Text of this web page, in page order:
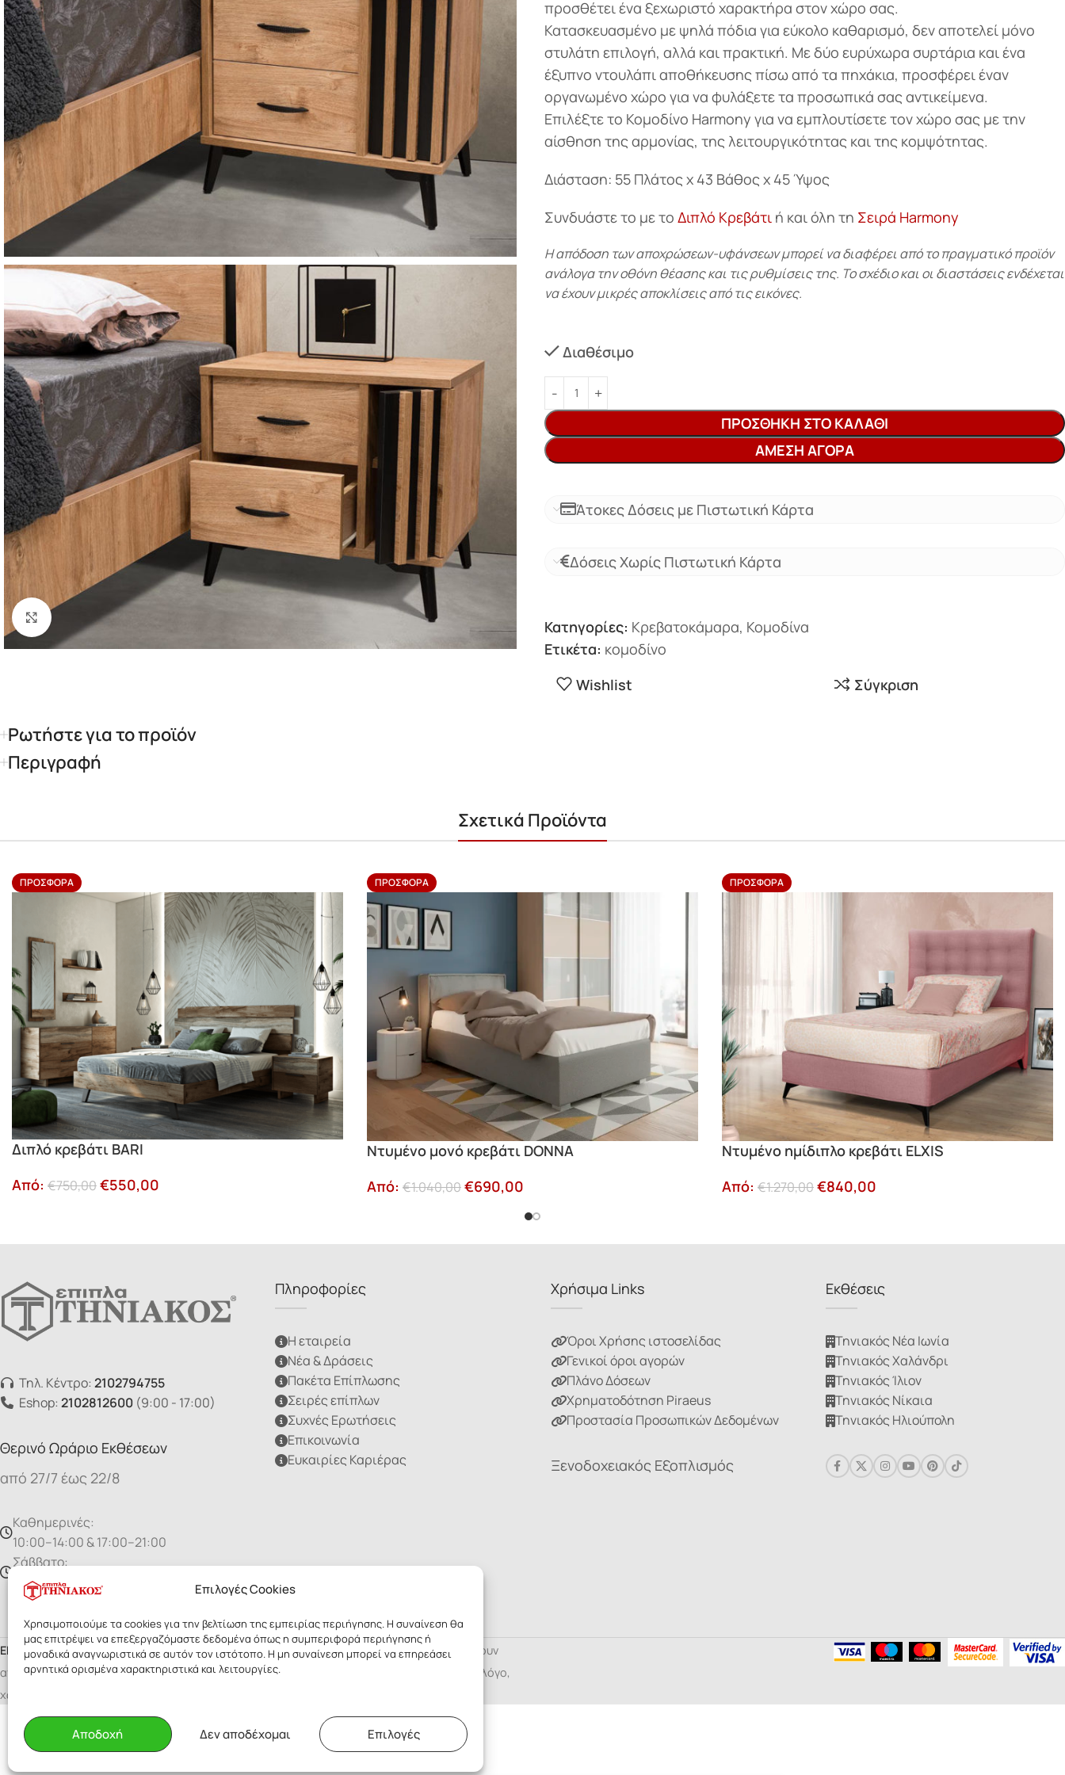
Επιλογές Cookies
Χρησιμοποιούμε τα cookies για την βελτίωση της εμπειρίας περιήγησης. Η συναίνεση θα
μας επιτρέψει να επεξεργαζόμαστε δεδομένα όπως η συμπεριφορά περιήγησης ή
μοναδικά αναγνωριστικά σε αυτόν τον ιστότοπο. Η μη συναίνεση μπορεί να επηρεάσει
αρνητικά ορισμένα χαρακτηριστικά και λειτουργίες.
Αποδοχή Δεν αποδέχομαι Επιλογές
Κάντε κλικ για μεγέθυνση
προσθέτει ένα ξεχωριστό χαρακτήρα στον χώρο σας.
Κατασκευασμένο με ψηλά πόδια για εύκολο καθαρισμό, δεν αποτελεί μόνο
στυλάτη επιλογή, αλλά και πρακτική. Με δύο ευρύχωρα συρτάρια και ένα
έξυπνο ντουλάπι αποθήκευσης πίσω από τα πηχάκια, προσφέρει έναν
οργανωμένο χώρο για να φυλάξετε τα προσωπικά σας αντικείμενα.
Επιλέξτε το Κομοδίνο Harmony για να εμπλουτίσετε τον χώρο σας με την
αίσθηση της αρμονίας, της λειτουργικότητας και της κομψότητας.
Διάσταση: 55 Πλάτος x 43 Βάθος x 45 Ύψος
Συνδυάστε το με το Διπλό Κρεβάτι ή και όλη τη Σειρά Harmony
Η απόδοση των αποχρώσεων-υφάνσεων μπορεί να διαφέρει από το πραγματικό προϊόν
ανάλογα την οθόνη θέασης και τις ρυθμίσεις της. Το σχέδιο και οι διαστάσεις ενδέχεται
να έχουν μικρές αποκλίσεις από τις εικόνες.
Διαθέσιμο
ΠΡΟΣΘΉΚΗ ΣΤΟ ΚΑΛΆΘΙ
ΆΜΕΣΗ ΑΓΟΡΆ
Άτοκες Δόσεις με Πιστωτική Κάρτα
Δόσεις Χωρίς Πιστωτική Κάρτα
Κατηγορίες: Κρεβατοκάμαρα, Κομοδίνα
Ετικέτα: κομοδίνο
Wishlist
Σύγκριση
Ρωτήστε για το προϊόν
Περιγραφή
Σχετικά Προϊόντα
ΠΡΟΣΦΟΡΆ
Διπλό κρεβάτι BARI
Από: €750,00€550,00
ΠΡΟΣΦΟΡΆ
Ντυμένο μονό κρεβάτι DONNA
Από: €1.040,00€690,00
ΠΡΟΣΦΟΡΆ
Ντυμένο ημίδιπλο κρεβάτι ELXIS
Από: €1.270,00€840,00
Τηλ. Κέντρο: 2102794755
Eshop: 2102812600 (9:00 - 17:00)
Θερινό Ωράριο Εκθέσεων
από 27/7 έως 22/8
Καθημερινές:
10:00–14:00 & 17:00–21:00
Σάββατο:
10:00 - 15:00
Πληροφορίες
Η εταιρεία
Νέα & Δράσεις
Πακέτα Επίπλωσης
Σειρές επίπλων
Συχνές Ερωτήσεις
Επικοινωνία
Ευκαιρίες Καριέρας
Χρήσιμα Links
Όροι Χρήσης ιστοσελίδας
Γενικοί όροι αγορών
Πλάνο Δόσεων
Χρηματοδότηση Piraeus
Προστασία Προσωπικών Δεδομένων
Ξενοδοχειακός Εξοπλισμός
Εκθέσεις
Τηνιακός Νέα Ιωνία
Τηνιακός Χαλάνδρι
Τηνιακός Ίλιον
Τηνιακός Νίκαια
Τηνιακός Ηλιούπολη
ΕΠΙΠΛΑ ΤΗΝΙΑΚΟΣ
- Με επιφύλαξη παντός δικαιώματος. Οι εικόνες των προϊόντων ανήκουν
αποκλειστικά στην Τηνιακός Α.Ε. Δεν επιτρέπεται η αναδημοσίευσή τους για οποιοδήποτε λόγο,
χωρίς έγγραφη άδεια της εταιρίας.